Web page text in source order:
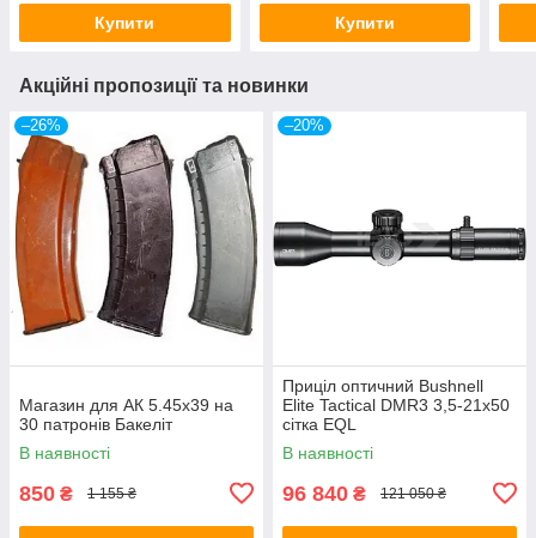
Купити Купити
Акційні пропозиції та новинки
–26%
Магазин для АК 5.45х39 на
30 патронів Бакеліт
В наявності
850 ₴ 1 155 ₴
–20%
Приціл оптичний Bushnell
Elite Tactical DMR3 3,5-21x50
сітка EQL
В наявності
96 840 ₴ 121 050 ₴